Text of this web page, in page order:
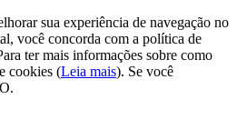
sua experiência de navegação no
você concorda com a política de
ter mais informações sobre como
cookies (Leia mais). Se você